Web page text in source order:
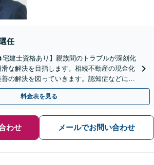
任
宅建士資格あり】親族間のトラブルが深刻化
な解決を目指します。相続不動産の現金化
の解決を図っていきます。認知症などによ
。【オンライン面談OK】
料金表を見る
わせ メールでお問い合わせ